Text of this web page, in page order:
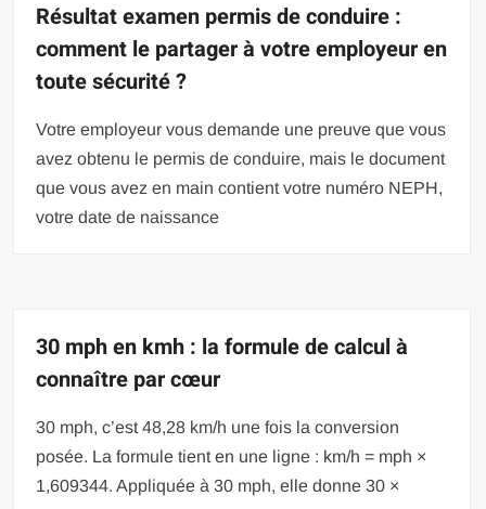
Résultat examen permis de conduire :
comment le partager à votre employeur en
toute sécurité ?
Votre employeur vous demande une preuve que vous
avez obtenu le permis de conduire, mais le document
que vous avez en main contient votre numéro NEPH,
votre date de naissance
30 mph en kmh : la formule de calcul à
connaître par cœur
30 mph, c’est 48,28 km/h une fois la conversion
posée. La formule tient en une ligne : km/h = mph ×
1,609344. Appliquée à 30 mph, elle donne 30 ×